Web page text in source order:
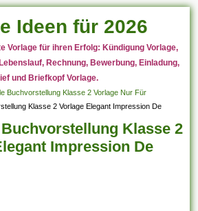
Ideen für 2026
Vorlage für ihren Erfolg: Kündigung Vorlage,
Rechnung, Bewerbung, Einladung,
und Briefkopf Vorlage.
Buchvorstellung Klasse 2 Vorlage Nur Für
Klasse 2 Vorlage Elegant Impression De
Klasse 2
Impression De